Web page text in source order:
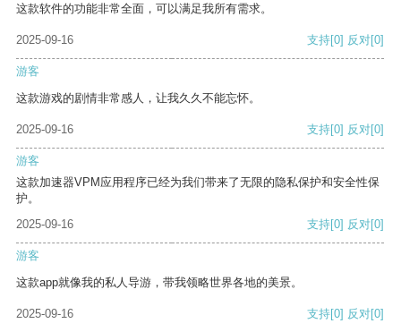
这款软件的功能非常全面，可以满足我所有需求。
2025-09-16 支持[0] 反对[0]
游客
这款游戏的剧情非常感人，让我久久不能忘怀。
2025-09-16 支持[0] 反对[0]
游客
这款加速器VPM应用程序已经为我们带来了无限的隐私保护和安全性保
护。
2025-09-16
支持[0] 反对[0]
游客
这款app就像我的私人导游，带我领略世界各地的美景。
2025-09-16 支持[0] 反对[0]